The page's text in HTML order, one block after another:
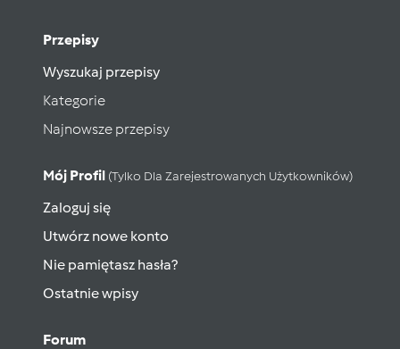
Przepisy
Wyszukaj przepisy
Kategorie
Najnowsze przepisy
Mój Profil (tylko Dla Zarejestrowanych Użytkowników)
Zaloguj się
Utwórz nowe konto
Nie pamiętasz hasła?
Ostatnie wpisy
Forum